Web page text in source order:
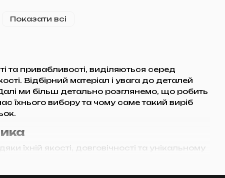
та привабливості, виділяються серед
Відбірний матеріал і увага до деталей
ми більш детально розглянемо, що робить
їхнього вибору та чому саме такий виріб
їхній якості, довговічності та унікальному
Показати всі